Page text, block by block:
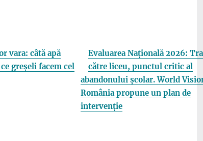
vara: câtă apă
greșeli facem cel
Evaluarea Națională 2026:
către liceu, punctul critic al
abandonului școlar. World
România propune un plan de
intervenție